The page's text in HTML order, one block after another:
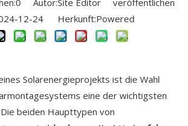
0 Autor:Site Editor veröffentlichen
12-24 Herkunft:Powered
Solarenergieprojekts ist die Wahl
eine der wichtigsten
beiden Haupttypen von